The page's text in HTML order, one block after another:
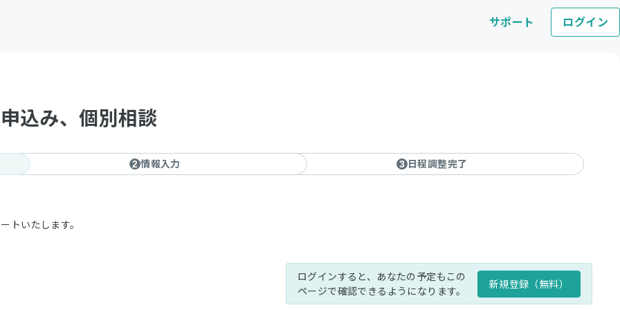
サポート ログイン
込み、個別相談
2 情報入力 3 日程調整完了
トいたします。
ログインすると、あなたの予定もこの
ページで確認できるようになります。
新規登録（無料）